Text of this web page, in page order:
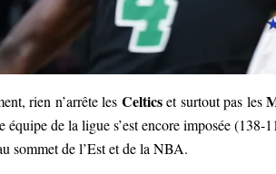
rien n’arrête les Celticset surtout pas les
équipe de la ligue s’est encore imposée
sommet de l’Est et de la NBA.